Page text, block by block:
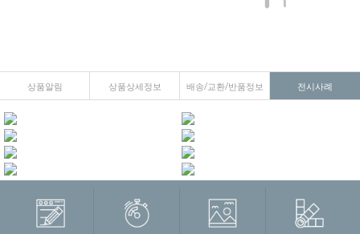
상품알림 상품상세정보 배송/교환/반품정보 전시사례